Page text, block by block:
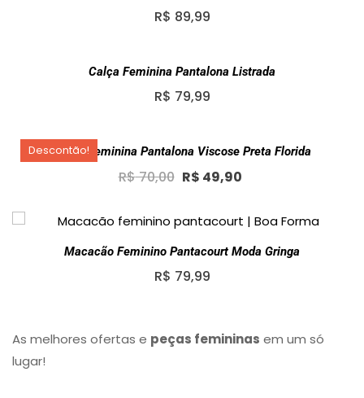
R$ 89,99
Calça Feminina Pantalona Listrada
R$ 79,99
Descontão!
Calça Feminina Pantalona Viscose Preta Florida
R$70,00 Original
was:
R$ 49,90
is:
Macacão Feminino Pantacourt Moda Gringa
R$ 79,99
As melhores ofertas e peças femininas em um só
lugar!